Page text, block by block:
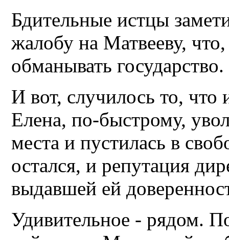
Бдительные истцы
жалобу на Матвееву,
обманывать государство.
И вот, случилось то, что
Елена, по-быстрому,
места и пустилась в
остался, и репутация
выдавшей ей
Удивительное - рядом.